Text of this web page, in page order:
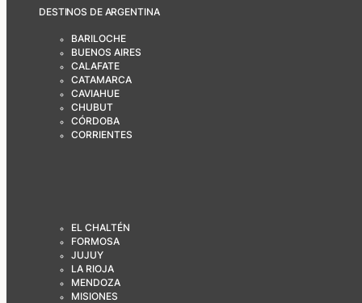
DESTINOS DE ARGENTINA
BARILOCHE
BUENOS AIRES
CALAFATE
CATAMARCA
CAVIAHUE
CHUBUT
CÓRDOBA
CORRIENTES
EL CHALTÉN
FORMOSA
JUJUY
LA RIOJA
MENDOZA
MISIONES